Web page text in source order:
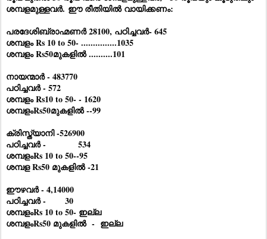
ശമ്പളമുള്ളവർ. ഈ രീതിയിൽ വായിക്കണം:
പരദേശിബ്രാഹ്മണർ 28100, പഠിച്ചവർ- 645
ശമ്പളം Rs 10 to 50- ...............1035
ശമ്പളം Rs50മുകളിൽ ..........101
നായന്മാർ - 483770
പഠിച്ചവർ - 572
ശമ്പളം Rs10 to 50- - 1620
ശമ്പളംRs50മുകളിൽ --99
ക്രിസ്ത്യാനി -526900
പഠിച്ചവർ - 534
ശമ്പളംRs 10 to 50--95
ശമ്പള Rs50 മുകളിൽ -21
ഈഴവർ - 4,14000
പഠിച്ചവർ - 30
ശമ്പളംRs 10 to 50- ഇല്ല
ശമ്പളംRs50 മുകളിൽ - ഇല്ല